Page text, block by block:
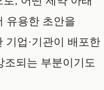
유용한 초안을
기업·기관이 배포한
조되는 부분이기도